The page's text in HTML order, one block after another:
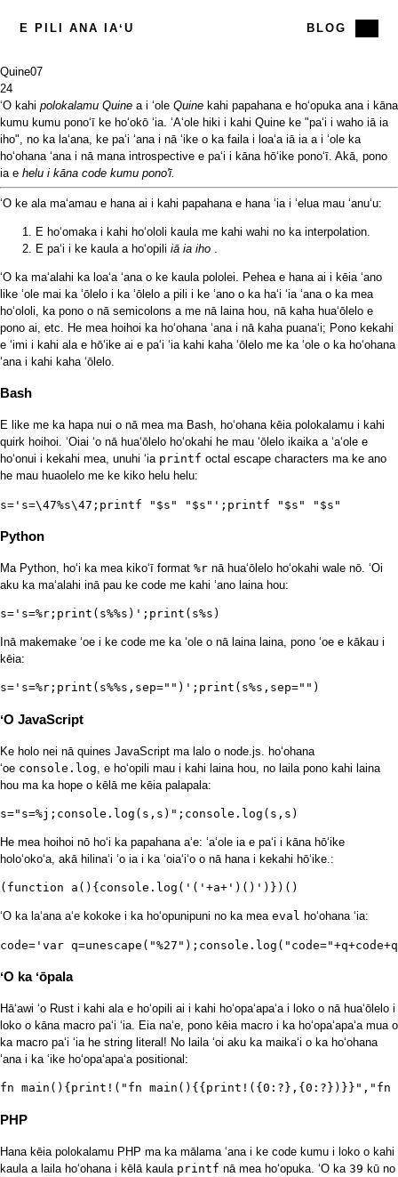
E PILI ANA IAʻU BLOG
Quine07
24
ʻO kahi polokalamu Quine a i ʻole Quine kahi papahana e hoʻopuka ana i kāna
kumu kumu ponoʻī ke hoʻokō ʻia. ʻAʻole hiki i kahi Quine ke "paʻi i waho iā ia
iho", no ka laʻana, ke paʻi ʻana i nā ʻike o ka faila i loaʻa iā ia a i ʻole ka
hoʻohana ʻana i nā mana introspective e paʻi i kāna hōʻike ponoʻī. Akā, pono
ia e helu i kāna code kumu pono'ī.
ʻO ke ala maʻamau e hana ai i kahi papahana e hana ʻia i ʻelua mau ʻanuʻu:
E hoʻomaka i kahi hoʻololi kaula me kahi wahi no ka interpolation.
E paʻi i ke kaula a hoʻopili iā ia iho
ʻO ka maʻalahi ka loaʻa ʻana o ke kaula pololei. Pehea e hana ai i kēia ʻano
like ʻole mai ka ʻōlelo i ka ʻōlelo a pili i ke ʻano o ka haʻi ʻia ʻana o ka mea
hoʻololi, ka pono o nā semicolons a me nā laina hou, nā kaha huaʻōlelo e
pono ai, etc. He mea hoihoi ka hoʻohana ʻana i nā kaha puanaʻi; Pono kekahi
e ʻimi i kahi ala e hōʻike ai e paʻi ʻia kahi kaha ʻōlelo me ka ʻole o ka hoʻohana
ʻana i kahi kaha ʻōlelo.
Bash
E like me ka hapa nui o nā mea ma Bash, hoʻohana kēia polokalamu i kahi
quirk hoihoi. ʻOiai ʻo nā huaʻōlelo hoʻokahi he mau ʻōlelo ikaika a ʻaʻole e
hoʻonui i kekahi mea, unuhi ʻia printf octal escape characters ma ke ano
he mau huaolelo me ke kiko helu helu:
s='s=\47%s\47;printf "$s" "$s"';printf "$s" "$s"
Python
Ma Python, hoʻi ka mea kikoʻī format %r nā huaʻōlelo hoʻokahi wale nō. ʻOi
aku ka maʻalahi inā pau ke code me kahi ʻano laina hou:
s='s=%r;print(s%%s)';print(s%s)
Inā makemake ʻoe i ke code me ka ʻole o nā laina laina, pono ʻoe e kākau i
kēia:
s='s=%r;print(s%%s,sep="")';print(s%s,sep="")
ʻO JavaScript
Ke holo nei nā quines JavaScript ma lalo o node.js. hoʻohana
ʻoe console.log, e hoʻopili mau i kahi laina hou, no laila pono kahi laina
hou ma ka hope o kēlā me kēia palapala:
s="s=%j;console.log(s,s)";console.log(s,s)
He mea hoihoi nō hoʻi ka papahana aʻe: ʻaʻole ia e paʻi i kāna hōʻike
holoʻokoʻa, akā hilinaʻi ʻo ia i ka ʻoiaʻiʻo o nā hana i kekahi hōʻike.:
(function a(){console.log('('+a+')()')})()
ʻO ka laʻana aʻe kokoke i ka hoʻopunipuni no ka mea eval hoʻohana ʻia:
code='var
ʻO ka ʻōpala
Hāʻawi ʻo Rust i kahi ala e hoʻopili ai i kahi hoʻopaʻapaʻa i loko o nā huaʻōlelo i
loko o kāna macro paʻi ʻia. Eia naʻe, pono kēia macro i ka hoʻopaʻapaʻa mua o
ka macro paʻi ʻia he string literal! No laila ʻoi aku ka maikaʻi o ka hoʻohana
ʻana i ka ʻike hoʻopaʻapaʻa positional:
fn main(){print!("fn
PHP
Hana kēia polokalamu PHP ma ka mālama ʻana i ke code kumu i loko o kahi
kaula a laila hoʻohana i kēlā kaula printf nā mea hoʻopuka. ʻO ka 39 kū no